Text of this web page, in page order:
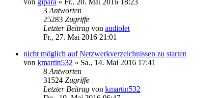
3 Antworten
25283 Zugriffe
Letzter Beitrag von audiolet
Fr., 27. Mai 2016 21:01
nicht möglich auf Netzwerkverzeichnissen zu starten
von kmartin532 » Sa., 14. Mai 2016 17:41
8 Antworten
31524 Zugriffe
Letzter Beitrag von kmartin532